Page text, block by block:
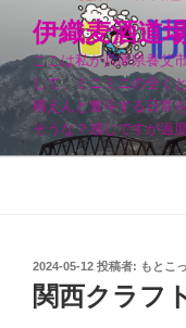
テ
ン
ツ
へ
伊織麦酒道
ここは私が兵庫県養父
して、ミニミニの全く
構えんと奮斗する日常
そうな？感じですが過
投
稿
日:
2024-05-12 投稿者: もとこ
関西クラフ